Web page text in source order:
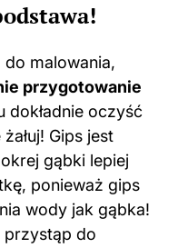
malowania,
przygotowanie
dokładnie oczyść
Gips jest
gąbki lepiej
ponieważ gips
wody jak gąbka!
przystąp do